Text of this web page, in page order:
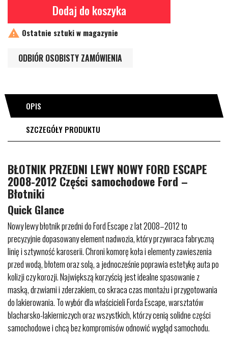
Dodaj do koszyka
 Ostatnie sztuki w magazynie
ODBIÓR OSOBISTY ZAMÓWIENIA
OPIS
SZCZEGÓŁY PRODUKTU
BŁOTNIK PRZEDNI LEWY NOWY FORD ESCAPE
2008-2012 Części samochodowe Ford –
Błotniki
Quick Glance
Nowy lewy błotnik przedni do Ford Escape z lat 2008–2012 to
precyzyjnie dopasowany element nadwozia, który przywraca fabryczną
linię i sztywność karoserii. Chroni komorę koła i elementy zawieszenia
przed wodą, błotem oraz solą, a jednocześnie poprawia estetykę auta po
kolizji czy korozji. Największą korzyścią jest idealne spasowanie z
maską, drzwiami i zderzakiem, co skraca czas montażu i przygotowania
do lakierowania. To wybór dla właścicieli Forda Escape, warsztatów
blacharsko-lakierniczych oraz wszystkich, którzy cenią solidne części
samochodowe i chcą bez kompromisów odnowić wygląd samochodu.